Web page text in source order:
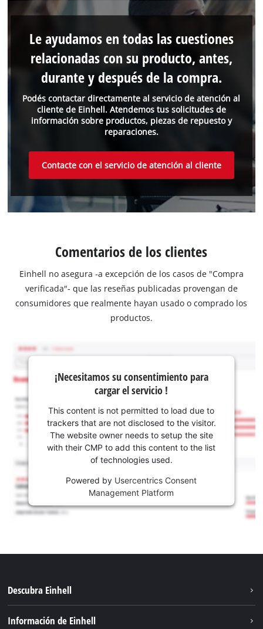
Podés contactar directamente al servicio de atención al
cliente de Einhell. Atendemos tus solicitudes de
información sobre productos, piezas de repuesto y
reparaciones.
Le ayudamos en todas las cuestiones
relacionadas con su producto, antes,
durante y después de la compra.
Contacte con el servicio de atención al cliente
Comentarios de los clientes
Einhell no asegura -a excepción de los casos de "Compra
verificada"- que las reseñas publicadas provengan de
consumidores que realmente hayan usado o comprado los
productos.
¡Necesitamos su consentimiento para
cargar el servicio !
This content is not permitted to load due to
trackers that are not disclosed to the visitor.
The website owner needs to setup the site
with their CMP to add this content to the list
of technologies used.
Powered by Usercentrics Consent
Management Platform
Descubra Einhell
Información de Einhell